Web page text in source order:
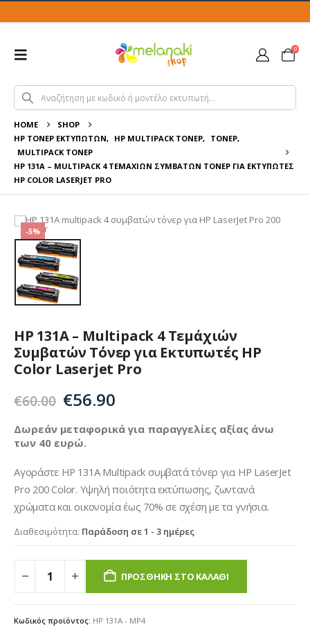
0
HOME
SHOP
HP ΤΌΝΕΡ ΕΚΤΥΠΩΤΏΝ, HP MULTIPACK ΤΌΝΕΡ, ΤΌΝΕΡ,
MULTIPACK ΤΌΝΕΡ
HP 131A – MULTIPACK 4 ΤΕΜΆΧΙΏΝ ΣΥΜΒΑΤΏΝ ΤΌΝΕΡ ΓΙΑ ΕΚΤΥΠΩΤΈΣ
HP COLOR LASERJET PRO
-5%
HP 131A – Multipack 4 Τεμάχιών
Συμβατών Τόνερ για Εκτυπωτές HP
Color Laserjet Pro
€60.00 Original
was:
€60.00.
€56.90
τιμή
€56.90.
Δωρεάν μεταφορικά για παραγγελίες αξίας άνω
των 40 ευρώ.
Αγοράστε HP 131A Multipack συμβατά τόνερ για HP LaserJet
Pro 200 Color. Υψηλή ποιότητα εκτύπωσης, ζωντανά
χρώματα και οικονομία έως 70% σε σχέση με τα γνήσια.
Διαθεσιμότητα: Παράδοση σε 1 - 3 ημέρες
ΠΡΟΣΘΉΚΗ ΣΤΟ ΚΑΛΆΘΙ
Κωδικός προϊόντος: HP 131A - MP4